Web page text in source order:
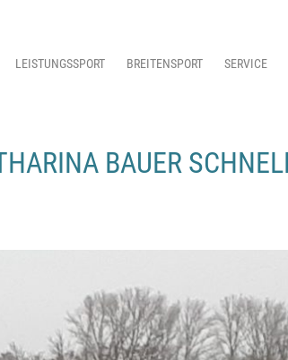
LEISTUNGSSPORT BREITENSPORT SERVICE
BAUER